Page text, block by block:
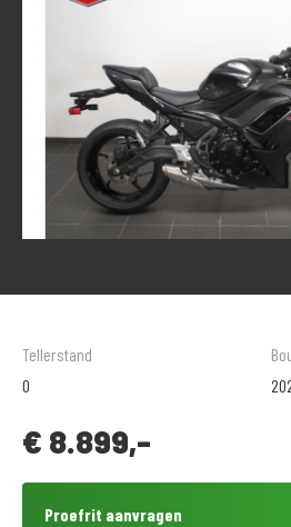
Tellerstand
0
€ 8.899,-
Proefrit aanvragen